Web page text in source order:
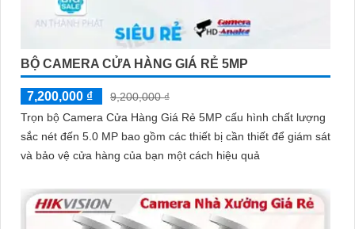
BỘ CAMERA CỬA HÀNG GIÁ RẺ 5MP
7,200,000 ₫
9,200,000 ₫
Trọn bộ Camera Cửa Hàng Giá Rẻ 5MP cấu hình chất lượng
sắc nét đến 5.0 MP bao gồm các thiết bị cần thiết để giám sát
và bảo vệ cửa hàng của bạn một cách hiệu quả